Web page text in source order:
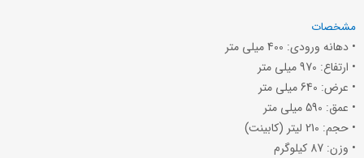
مشخصات
• دهانه ورودی: 400 میلی متر
• ارتفاع: 970 میلی متر
• عرض: 640 میلی متر
• عمق: 590 میلی متر
• حجم: 210 لیتر (کابینت)
• وزن: 87 کیلوگرم